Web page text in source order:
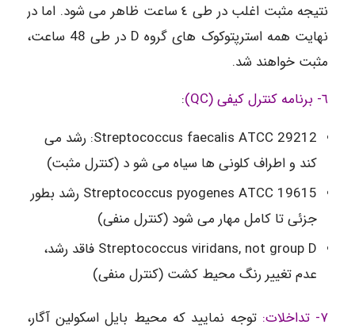
نتیجه مثبت اغلب در طی ٤ ساعت ظاهر می شود. اما در
نهایت همه استرپتوکوک های گروه D در طی 48 ساعت،
مثبت خواهند شد.
٦- برنامه کنترل کیفی (QC)
:
Streptococcus faecalis ATCC 29212: رشد می
کند و اطراف کلونی ها سیاه می شو د (کنترل مثبت)
Streptococcus pyogenes ATCC 19615 رشد بطور
جزئی تا کامل مهار می شود (کنترل منفی)
Streptococcus viridans, not group D فاقد رشد،
عدم تغییر رنگ محیط کشت (کنترل منفی)
٧- تداخلات:
توجه نمایید که محیط بایل اسکولین آگار،